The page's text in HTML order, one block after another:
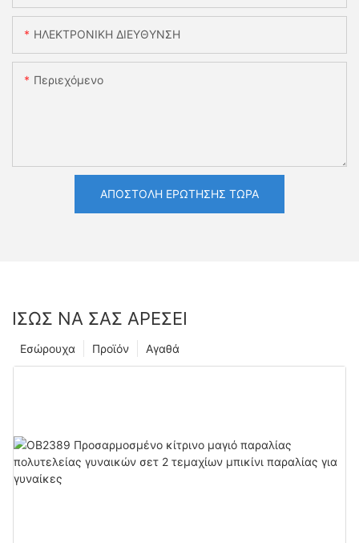
ΗΛΕΚΤΡΟΝΙΚΗ ΔΙΕΥΘΥΝΣΗ
Περιεχόμενο
ΑΠΟΣΤΟΛΉ ΕΡΏΤΗΣΗΣ ΤΏΡΑ
ΊΣΩΣ ΝΑ ΣΑΣ ΑΡΈΣΕΙ
Αγαθά
Προϊόν
Εσώρουχα